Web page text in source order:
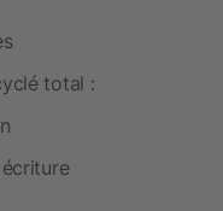
total :